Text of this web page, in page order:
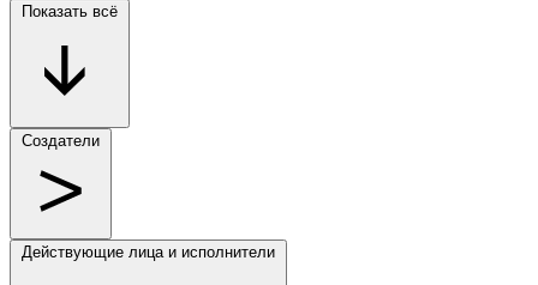
Показать всё
Создатели
Действующие лица и исполнители